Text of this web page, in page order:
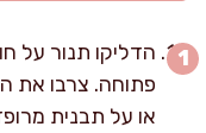
פתוחה. צרבו את
או על תבנית